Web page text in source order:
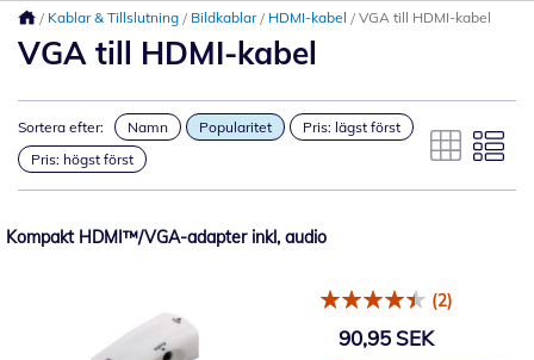
Kablar & Tillslutning Bildkablar HDMI-kabel VGA till HDMI-kabel
VGA till HDMI-kabel
Sortera efter: Namn Popularitet
Pris: lägst först
Pris: högst först
Kompakt HDMI™/VGA-adapter inkl, audio
(2)
90,95 SEK